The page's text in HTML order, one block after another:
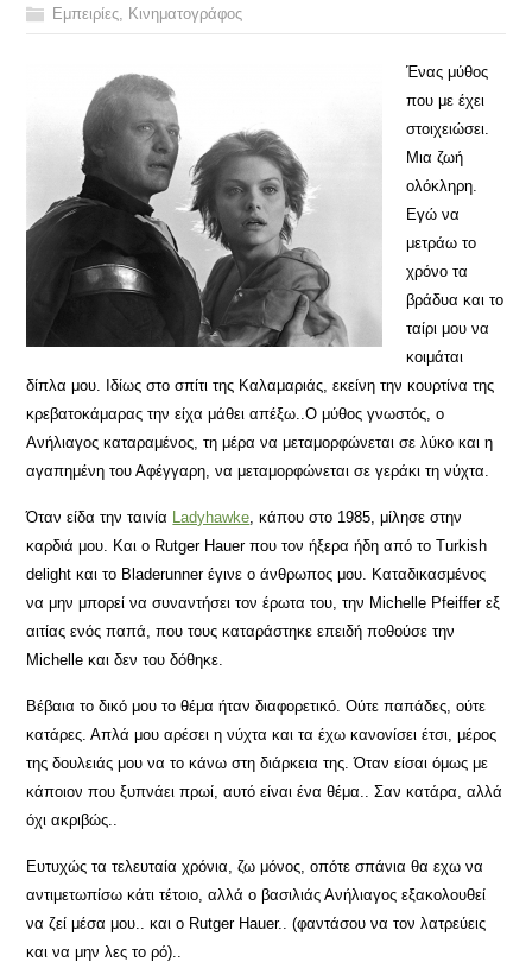
Εμπειρίες, Κινηματογράφος
Ένας μύθος
που με έχει
στοιχειώσει.
Μια ζωή
ολόκληρη.
Εγώ να
μετράω το
χρόνο τα
βράδυα και το
ταίρι μου να
κοιμάται
δίπλα μου. Ιδίως στο σπίτι της Καλαμαριάς, εκείνη την κουρτίνα της
κρεβατοκάμαρας την είχα μάθει απέξω..Ο μύθος γνωστός, ο
Ανήλιαγος καταραμένος, τη μέρα να μεταμορφώνεται σε λύκο και η
αγαπημένη του Αφέγγαρη, να μεταμορφώνεται σε γεράκι τη νύχτα.
Όταν είδα την ταινία Ladyhawke, κάπου στο 1985, μίλησε στην
καρδιά μου. Και ο Rutger Hauer που τον ήξερα ήδη από το Turkish
delight και το Bladerunner έγινε ο άνθρωπος μου. Καταδικασμένος
να μην μπορεί να συναντήσει τον έρωτα του, την Michelle Pfeiffer εξ
αιτίας ενός παπά, που τους καταράστηκε επειδή ποθούσε την
Michelle και δεν του δόθηκε.
Βέβαια το δικό μου το θέμα ήταν διαφορετικό. Ούτε παπάδες, ούτε
κατάρες. Απλά μου αρέσει η νύχτα και τα έχω κανονίσει έτσι, μέρος
της δουλειάς μου να το κάνω στη διάρκεια της. Όταν είσαι όμως με
κάποιον που ξυπνάει πρωί, αυτό είναι ένα θέμα.. Σαν κατάρα, αλλά
όχι ακριβώς..
Ευτυχώς τα τελευταία χρόνια, ζω μόνος, οπότε σπάνια θα εχω να
αντιμετωπίσω κάτι τέτοιο, αλλά ο βασιλιάς Ανήλιαγος εξακολουθεί
να ζεί μέσα μου.. και ο Rutger Hauer.. (φαντάσου να τον λατρεύεις
και να μην λες το ρό)..